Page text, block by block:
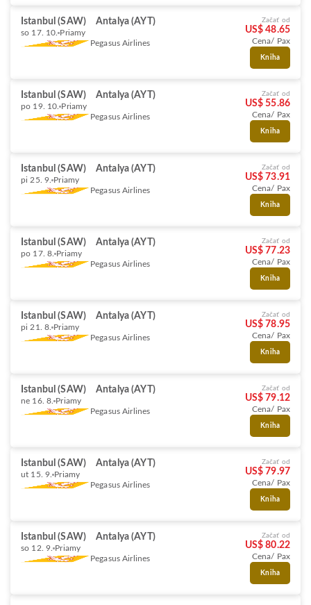
Istanbul (SAW) Antalya (AYT)
so 17. 10. Priamy
Pegasus Airlines
Začať od
US$ 48.65
Cena/ Pax
Kniha
Istanbul (SAW) Antalya (AYT)
po 19. 10. Priamy
Pegasus Airlines
Začať od
US$ 55.86
Cena/ Pax
Kniha
Istanbul (SAW) Antalya (AYT)
pi 25. 9. Priamy
Pegasus Airlines
Začať od
US$ 73.91
Cena/ Pax
Kniha
Istanbul (SAW) Antalya (AYT)
po 17. 8. Priamy
Pegasus Airlines
Začať od
US$ 77.23
Cena/ Pax
Kniha
Istanbul (SAW) Antalya (AYT)
pi 21. 8. Priamy
Pegasus Airlines
Začať od
US$ 78.95
Cena/ Pax
Kniha
Istanbul (SAW) Antalya (AYT)
ne 16. 8. Priamy
Pegasus Airlines
Začať od
US$ 79.12
Cena/ Pax
Kniha
Istanbul (SAW) Antalya (AYT)
ut 15. 9. Priamy
Pegasus Airlines
Začať od
US$ 79.97
Cena/ Pax
Kniha
Istanbul (SAW) Antalya (AYT)
so 12. 9. Priamy
Pegasus Airlines
Začať od
US$ 80.22
Cena/ Pax
Kniha